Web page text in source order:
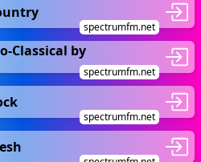
spectrumfm.net
Classical by
spectrumfm.net
spectrumfm.net